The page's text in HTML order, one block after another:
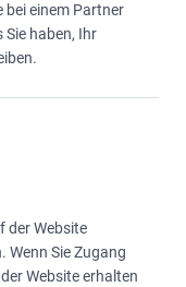
bei einem Partner
Sie haben, Ihr
der Website
Wenn Sie Zugang
Website erhalten